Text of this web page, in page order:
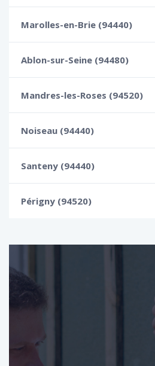
Marolles-en-Brie (94440)
Ablon-sur-Seine (94480)
Mandres-les-Roses (94520)
Noiseau (94440)
Santeny (94440)
Périgny (94520)